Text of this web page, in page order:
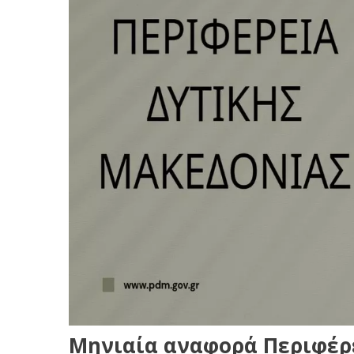
Μηνιαία αναφορά